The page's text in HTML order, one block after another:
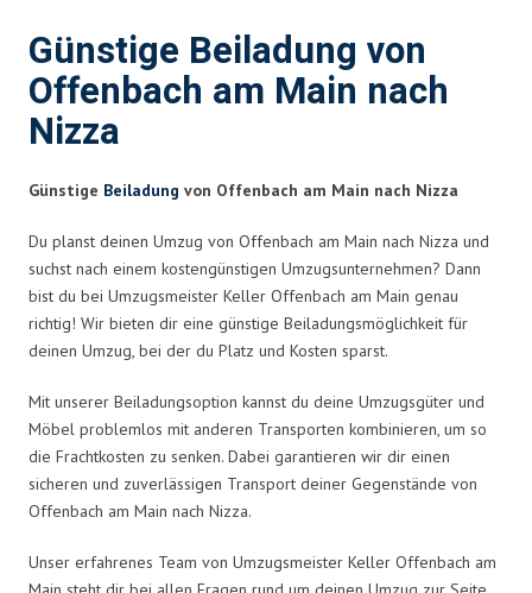
Günstige Beiladung von
Offenbach am Main nach
Nizza
Günstige Beiladung von Offenbach am Main nach Nizza
Du planst deinen Umzug von Offenbach am Main nach Nizza und
suchst nach einem kostengünstigen Umzugsunternehmen? Dann
bist du bei Umzugsmeister Keller Offenbach am Main genau
richtig! Wir bieten dir eine günstige Beiladungsmöglichkeit für
deinen Umzug, bei der du Platz und Kosten sparst.
Mit unserer Beiladungsoption kannst du deine Umzugsgüter und
Möbel problemlos mit anderen Transporten kombinieren, um so
die Frachtkosten zu senken. Dabei garantieren wir dir einen
sicheren und zuverlässigen Transport deiner Gegenstände von
Offenbach am Main nach Nizza.
Unser erfahrenes Team von Umzugsmeister Keller Offenbach am